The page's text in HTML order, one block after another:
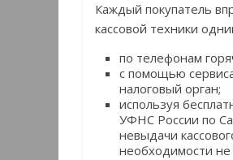
Каждый покупатель
кассовой техники
по телефонам
с помощью
налоговый орган;
используя
УФНС России по
невыдачи
необходимости